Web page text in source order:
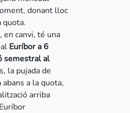
donant lloc
quota.
en canvi, té una
Euríbor a 6
semestral al
la pujada de
a la quota,
arriba